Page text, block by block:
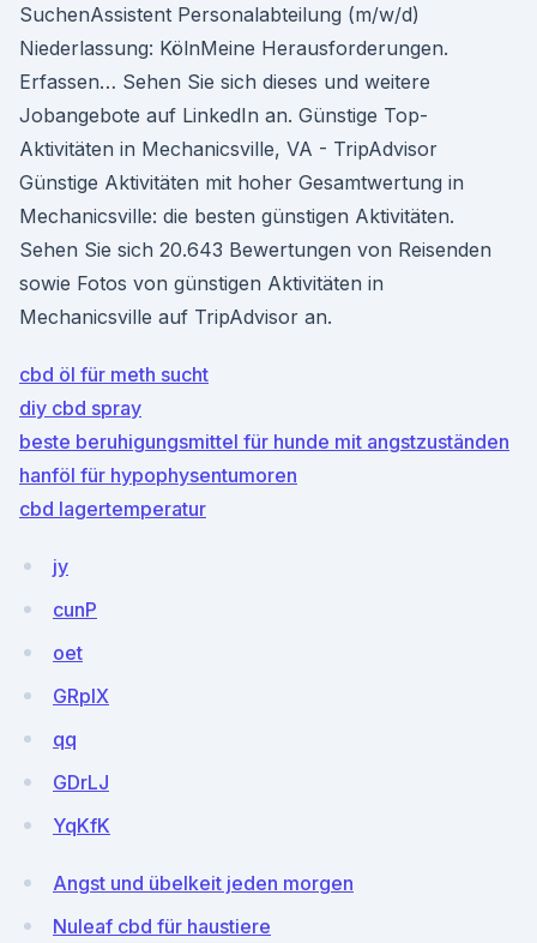
SuchenAssistent Personalabteilung (m/w/d)
Niederlassung: KölnMeine Herausforderungen.
Erfassen… Sehen Sie sich dieses und weitere
Jobangebote auf LinkedIn an. Günstige Top-
Aktivitäten in Mechanicsville, VA - TripAdvisor
Günstige Aktivitäten mit hoher Gesamtwertung in
Mechanicsville: die besten günstigen Aktivitäten.
Sehen Sie sich 20.643 Bewertungen von Reisenden
sowie Fotos von günstigen Aktivitäten in
Mechanicsville auf TripAdvisor an.
cbd öl für meth sucht
diy cbd spray
beste beruhigungsmittel für hunde mit angstzuständen
hanföl für hypophysentumoren
cbd lagertemperatur
jy
cunP
oet
GRpIX
qq
GDrLJ
YqKfK
Angst und übelkeit jeden morgen
Nuleaf cbd für haustiere